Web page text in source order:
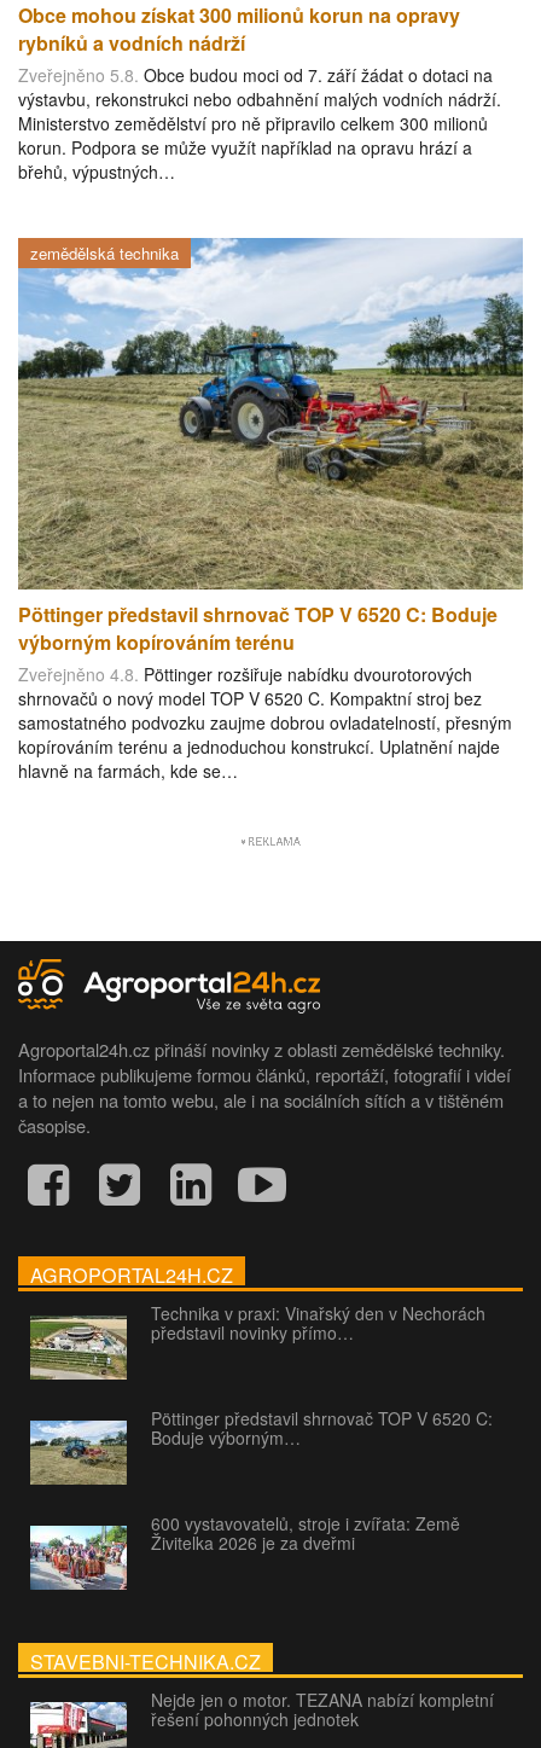
Obce mohou získat 300 milionů korun na opravy
rybníků a vodních nádrží
Zveřejněno 5.8. Obce budou moci od 7. září žádat o dotaci na
výstavbu, rekonstrukci nebo odbahnění malých vodních nádrží.
Ministerstvo zemědělství pro ně připravilo celkem 300 milionů
korun. Podpora se může využít například na opravu hrází a
břehů, výpustných…
zemědělská technika
Pöttinger představil shrnovač TOP V 6520 C: Boduje
výborným kopírováním terénu
Zveřejněno 4.8. Pöttinger rozšiřuje nabídku dvourotorových
shrnovačů o nový model TOP V 6520 C. Kompaktní stroj bez
samostatného podvozku zaujme dobrou ovladatelností, přesným
kopírováním terénu a jednoduchou konstrukcí. Uplatnění najde
hlavně na farmách, kde se…
Agroportal24h.cz přináší novinky z oblasti zemědělské techniky.
Informace publikujeme formou článků, reportáží, fotografií i videí
a to nejen na tomto webu, ale i na sociálních sítích a v tištěném
časopise.
AGROPORTAL24H.CZ
Technika v praxi: Vinařský den v Nechorách
představil novinky přímo…
Pöttinger představil shrnovač TOP V 6520 C:
Boduje výborným…
600 vystavovatelů, stroje i zvířata: Země
Živitelka 2026 je za dveřmi
STAVEBNI-TECHNIKA.CZ
Nejde jen o motor. TEZANA nabízí kompletní
řešení pohonných jednotek